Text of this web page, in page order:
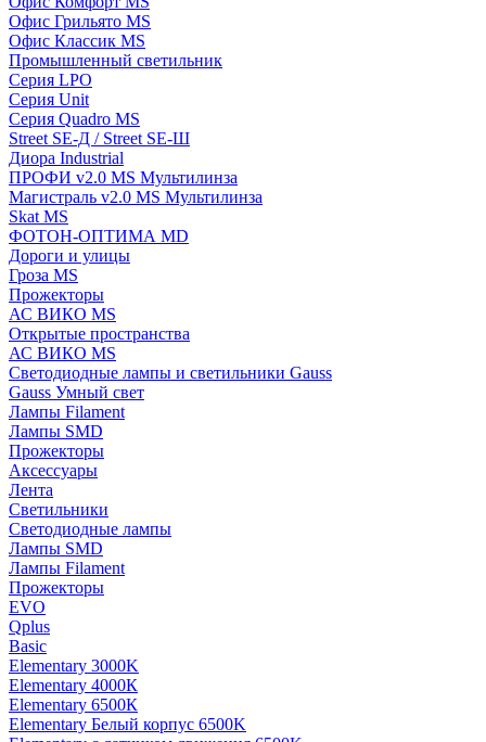
Офис Грильято MS
Офис Классик MS
Промышленный светильник
Серия LPO
Серия Unit
Серия Quadro MS
Street SE-Д / Street SE-Ш
Диора Industrial
ПРОФИ v2.0 MS Мультилинза
Магистраль v2.0 MS Мультилинза
Skat MS
ФОТОН-ОПТИМА MD
Дороги и улицы
Гроза MS
Прожекторы
АС ВИКО MS
Открытые пространства
АС ВИКО MS
Светодиодные лампы и светильники Gauss
Gauss Умный свет
Лампы Filament
Лампы SMD
Прожекторы
Аксессуары
Лента
Светильники
Светодиодные лампы
Лампы SMD
Лампы Filament
Прожекторы
EVO
Qplus
Basic
Elementary 3000K
Elementary 4000К
Elementary 6500К
Elementary Белый корпус 6500K